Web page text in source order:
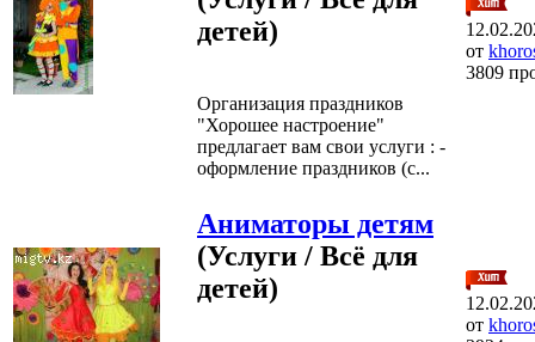
детей)
Организация праздников
"Хорошее настроение"
предлагает вам свои услуги : -
оформление праздников (с...
от
3809
Аниматоры детям
(Услуги / Всё для
детей)
от